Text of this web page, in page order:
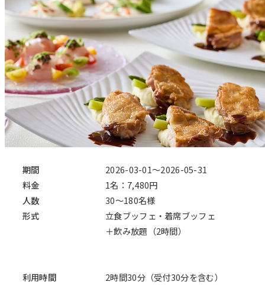
期間
2026-03-01～2026-05-31
料金
1名：7,480円
人数
30～180名様
形式
立食ブッフェ・着席ブッフェ
＋飲み放題（2時間）
利用時間
2時間30分（受付30分を含む）